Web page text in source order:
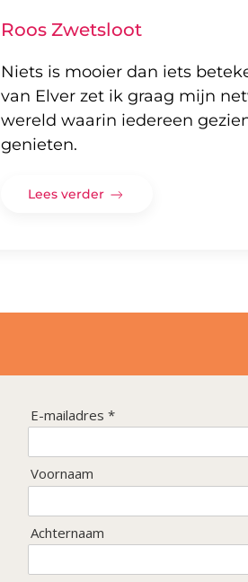
Roos Zwetsloot
Niets is mooier dan iets
van Elver zet ik graag mijn
wereld waarin iedereen
genieten.
Lees verder
E-mailadres *
Voornaam
Achternaam